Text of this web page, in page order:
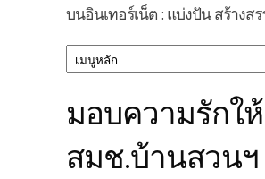
บนอินเทอร์เน็ต : แบ่งปัน สร้างส
มอบความรักให้
สมช.บ้านสวนฯ